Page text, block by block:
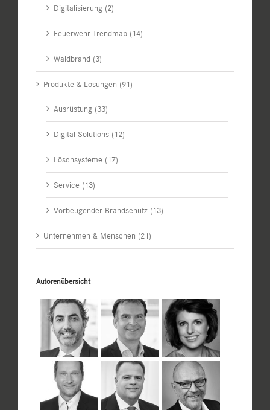
Digitalisierung (2)
Feuerwehr-Trendmap (14)
Waldbrand (3)
Produkte & Lösungen (91)
Ausrüstung (33)
Digital Solutions (12)
Löschsysteme (17)
Service (13)
Vorbeugender Brandschutz (13)
Unternehmen & Menschen (21)
Autorenübersicht